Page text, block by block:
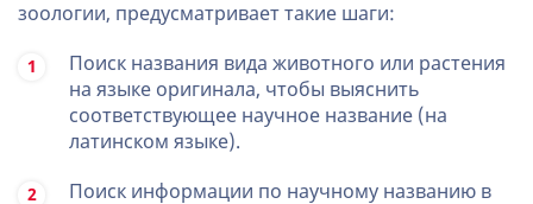
зоологии, предусматривает такие шаги:
Поиск названия вида животного или растения
на языке оригинала, чтобы выяснить
соответствующее научное название (на
латинском языке).
Поиск информации по научному названию в